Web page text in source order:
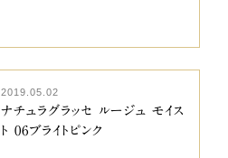
2019.05.02
ナチュラグラッセ ルージュ モイス
ト 06ブライトピンク